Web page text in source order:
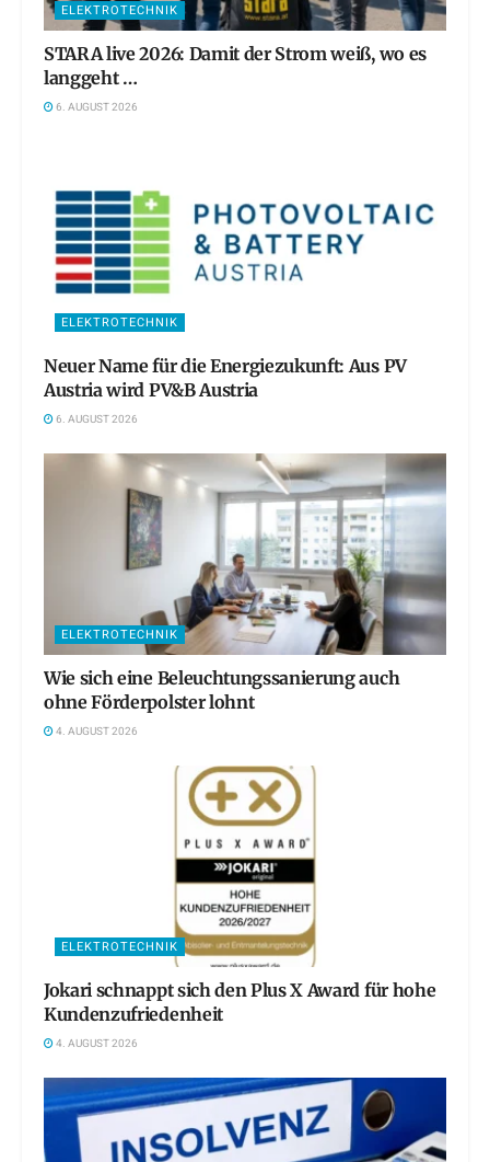
ELEKTROTECHNIK
STARA live 2026: Damit der Strom weiß, wo es
langgeht …
6. AUGUST 2026
ELEKTROTECHNIK
Neuer Name für die Energiezukunft: Aus PV
Austria wird PV&B Austria
6. AUGUST 2026
ELEKTROTECHNIK
Wie sich eine Beleuchtungssanierung auch
ohne Förderpolster lohnt
4. AUGUST 2026
ELEKTROTECHNIK
Jokari schnappt sich den Plus X Award für hohe
Kundenzufriedenheit
4. AUGUST 2026